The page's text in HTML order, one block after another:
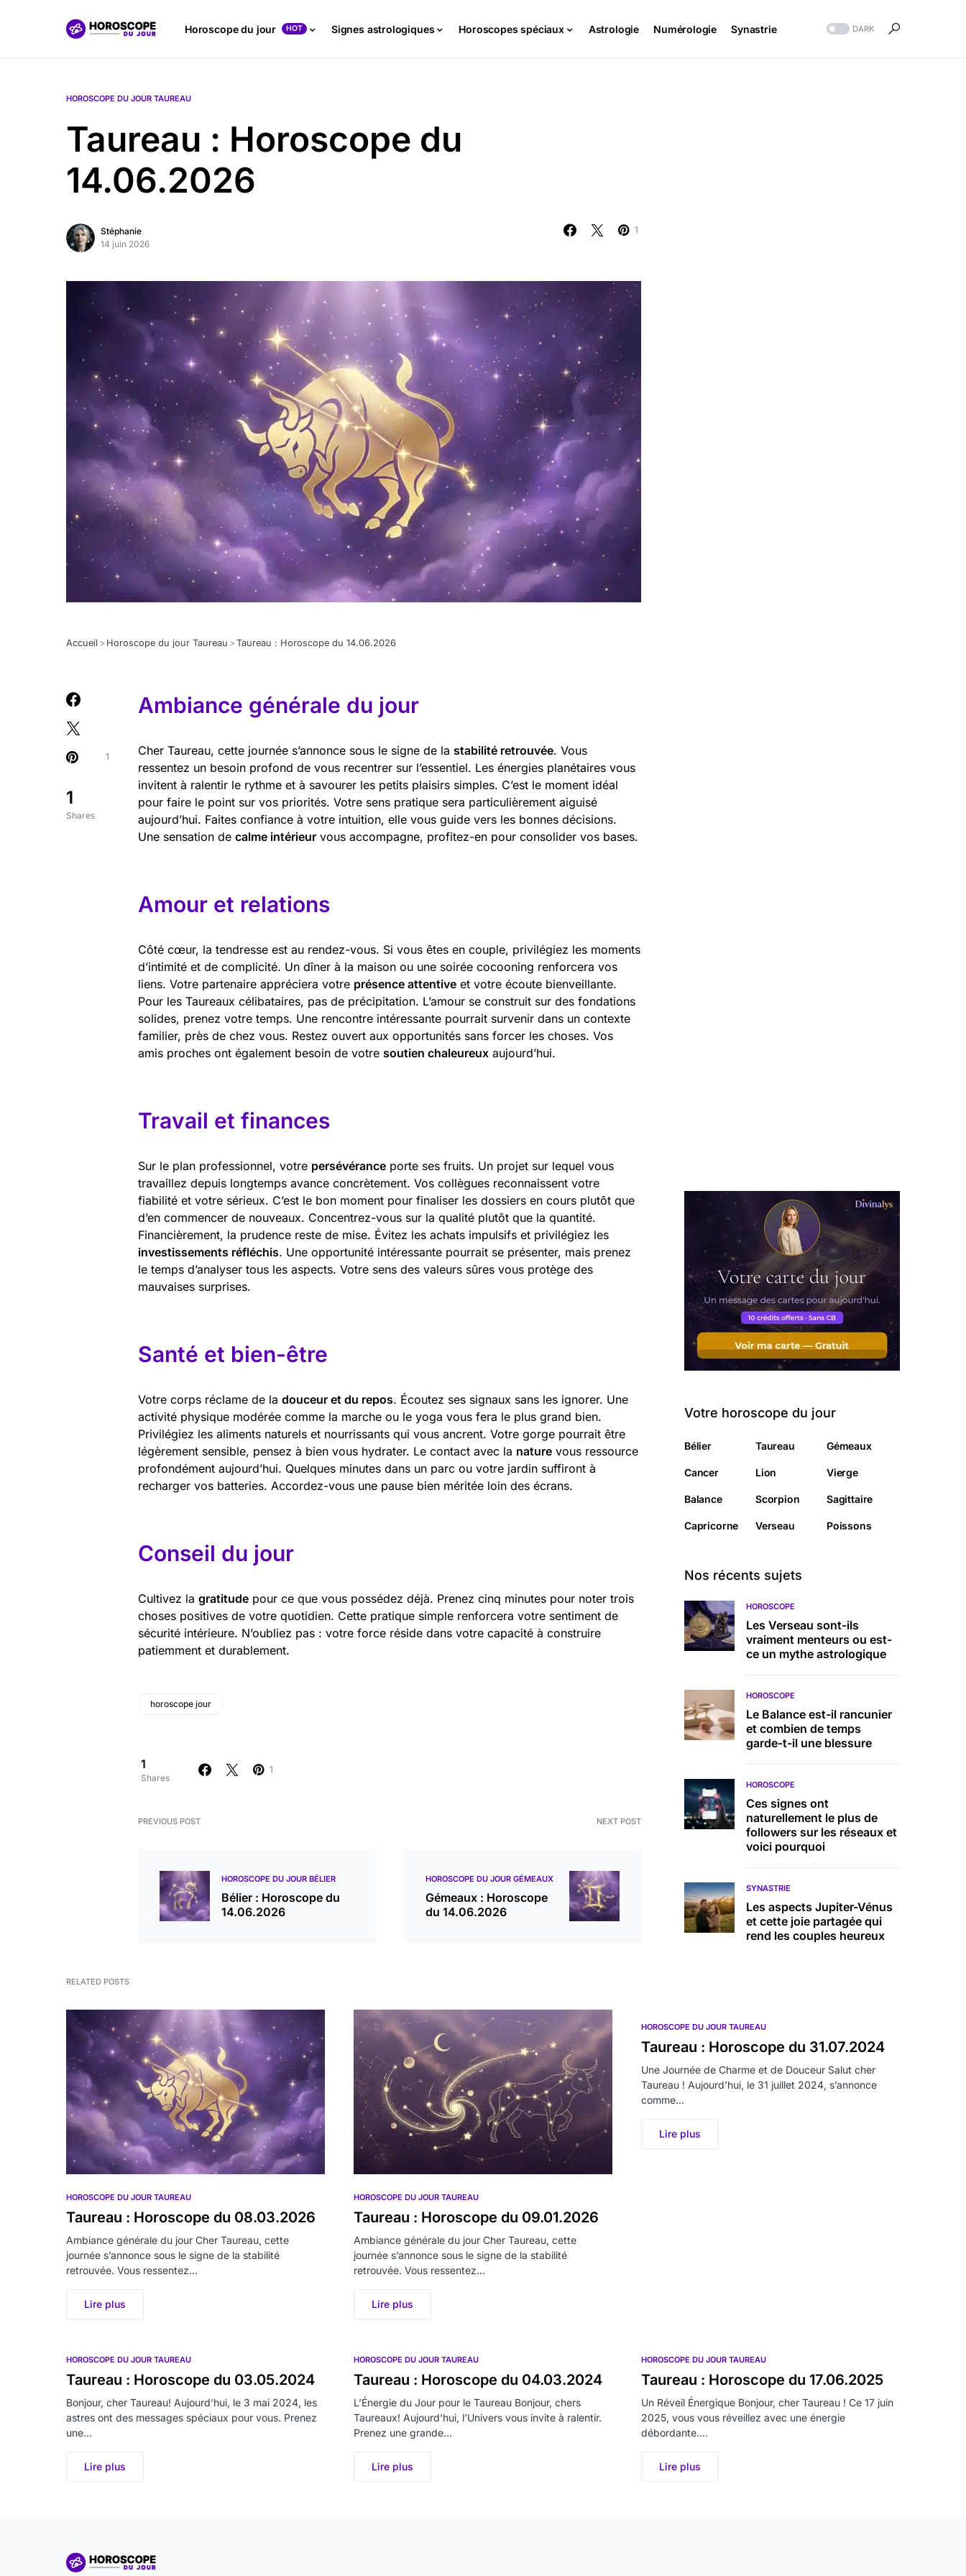
Horoscope du jour HOT Signes astrologiques Horoscopes spéciaux Astrologie Numérologie Synastrie DARK
HOROSCOPE DU JOUR TAUREAU
Taureau : Horoscope du
14.06.2026
Stéphanie
14 juin 2026
1
Accueil > Horoscope du jour Taureau >Taureau : Horoscope du 14.06.2026
1
Shares
1
Ambiance générale du jour
Cher Taureau, cette journée s’annonce sous le signe de la stabilité retrouvée. Vous
ressentez un besoin profond de vous recentrer sur l’essentiel. Les énergies planétaires vous
invitent à ralentir le rythme et à savourer les petits plaisirs simples. C’est le moment idéal
pour faire le point sur vos priorités. Votre sens pratique sera particulièrement aiguisé
aujourd’hui. Faites confiance à votre intuition, elle vous guide vers les bonnes décisions.
Une sensation de calme intérieur vous accompagne, profitez-en pour consolider vos bases.
Amour et relations
Côté cœur, la tendresse est au rendez-vous. Si vous êtes en couple, privilégiez les moments
d’intimité et de complicité. Un dîner à la maison ou une soirée cocooning renforcera vos
liens. Votre partenaire appréciera votre présence attentive et votre écoute bienveillante.
Pour les Taureaux célibataires, pas de précipitation. L’amour se construit sur des fondations
solides, prenez votre temps. Une rencontre intéressante pourrait survenir dans un contexte
familier, près de chez vous. Restez ouvert aux opportunités sans forcer les choses. Vos
amis proches ont également besoin de votre soutien chaleureux aujourd’hui.
Travail et finances
Sur le plan professionnel, votre persévérance porte ses fruits. Un projet sur lequel vous
travaillez depuis longtemps avance concrètement. Vos collègues reconnaissent votre
fiabilité et votre sérieux. C’est le bon moment pour finaliser les dossiers en cours plutôt que
d’en commencer de nouveaux. Concentrez-vous sur la qualité plutôt que la quantité.
Financièrement, la prudence reste de mise. Évitez les achats impulsifs et privilégiez les
investissements réfléchis. Une opportunité intéressante pourrait se présenter, mais prenez
le temps d’analyser tous les aspects. Votre sens des valeurs sûres vous protège des
mauvaises surprises.
Santé et bien-être
Votre corps réclame de la douceur et du repos. Écoutez ses signaux sans les ignorer. Une
activité physique modérée comme la marche ou le yoga vous fera le plus grand bien.
Privilégiez les aliments naturels et nourrissants qui vous ancrent. Votre gorge pourrait être
légèrement sensible, pensez à bien vous hydrater. Le contact avec la nature vous ressource
profondément aujourd’hui. Quelques minutes dans un parc ou votre jardin suffiront à
recharger vos batteries. Accordez-vous une pause bien méritée loin des écrans.
Conseil du jour
Cultivez la gratitude pour ce que vous possédez déjà. Prenez cinq minutes pour noter trois
choses positives de votre quotidien. Cette pratique simple renforcera votre sentiment de
sécurité intérieure. N’oubliez pas : votre force réside dans votre capacité à construire
patiemment et durablement.
horoscope jour
1
Shares
1
PREVIOUS POST
HOROSCOPE DU JOUR BÉLIER
Bélier : Horoscope du
14.06.2026
NEXT POST
HOROSCOPE DU JOUR GÉMEAUX
Gémeaux : Horoscope
du 14.06.2026
Votre horoscope du jour
Bélier Taureau Gémeaux
Cancer Lion Vierge
Balance Scorpion Sagittaire
Capricorne Verseau Poissons
Nos récents sujets
HOROSCOPE
Les Verseau sont-ils
vraiment menteurs ou est-
ce un mythe astrologique
HOROSCOPE
Le Balance est-il rancunier
et combien de temps
garde-t-il une blessure
HOROSCOPE
Ces signes ont
naturellement le plus de
followers sur les réseaux et
voici pourquoi
SYNASTRIE
Les aspects Jupiter-Vénus
et cette joie partagée qui
rend les couples heureux
RELATED POSTS
HOROSCOPE DU JOUR TAUREAU
Taureau : Horoscope du 08.03.2026
Ambiance générale du jour Cher Taureau, cette
journée s’annonce sous le signe de la stabilité
retrouvée. Vous ressentez…
Lire plus
HOROSCOPE DU JOUR TAUREAU
Taureau : Horoscope du 09.01.2026
Ambiance générale du jour Cher Taureau, cette
journée s’annonce sous le signe de la stabilité
retrouvée. Vous ressentez…
Lire plus
HOROSCOPE DU JOUR TAUREAU
Taureau : Horoscope du 31.07.2024
Une Journée de Charme et de Douceur Salut cher
Taureau ! Aujourd’hui, le 31 juillet 2024, s’annonce
comme…
Lire plus
HOROSCOPE DU JOUR TAUREAU
Taureau : Horoscope du 03.05.2024
Bonjour, cher Taureau! Aujourd’hui, le 3 mai 2024, les
astres ont des messages spéciaux pour vous. Prenez
une…
Lire plus
HOROSCOPE DU JOUR TAUREAU
Taureau : Horoscope du 04.03.2024
L’Énergie du Jour pour le Taureau Bonjour, chers
Taureaux! Aujourd’hui, l’Univers vous invite à ralentir.
Prenez une grande…
Lire plus
HOROSCOPE DU JOUR TAUREAU
Taureau : Horoscope du 17.06.2025
Un Réveil Énergique Bonjour, cher Taureau ! Ce 17 juin
2025, vous vous réveillez avec une énergie
débordante.…
Lire plus